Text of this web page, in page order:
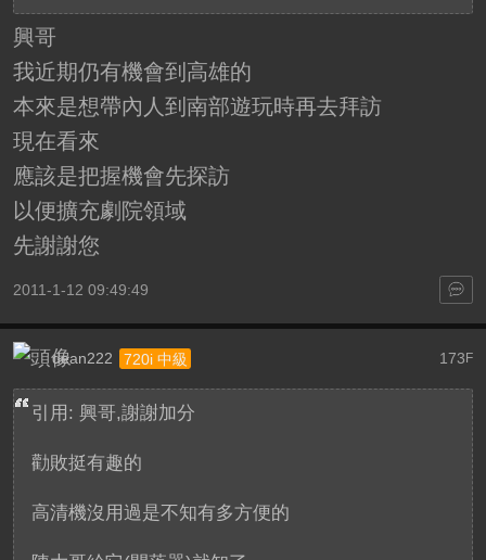
興哥
我近期仍有機會到高雄的
本來是想帶內人到南部遊玩時再去拜訪
現在看來
應該是把握機會先探訪
以便擴充劇院領域
先謝謝您
2011-1-12 09:49:49
173 F
dean222 720i 中級
引用: 興哥,謝謝加分
勸敗挺有趣的
高清機沒用過是不知有多方便的